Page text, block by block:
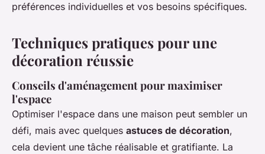
préférences individuelles et vos besoins spécifiques.
Techniques pratiques pour une
décoration réussie
Conseils d'aménagement pour maximiser
l'espace
Optimiser l'espace dans une maison peut sembler un
défi, mais avec quelques astuces de décoration,
cela devient une tâche réalisable et gratifiante. La